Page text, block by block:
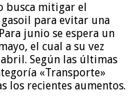
busca mitigar el
para evitar una
junio se espera un
el cual a su vez
Según las últimas
«Transporte»
los recientes aumentos.